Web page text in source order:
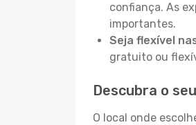
confiança. As
importantes.
Seja flexível
gratuito ou
Descubra o
O local onde